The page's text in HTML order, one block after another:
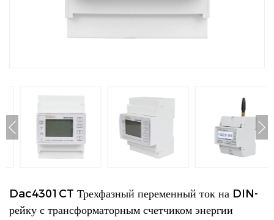
Dac4301CT Трехфазный переменный ток на DIN-
рейку с трансформаторным счетчиком энергии